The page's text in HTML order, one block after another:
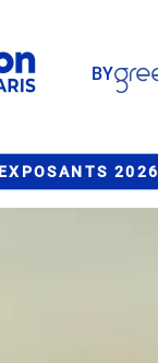
BY
2026